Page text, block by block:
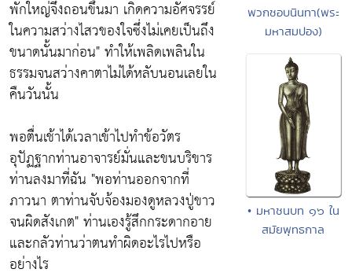
พักใหญ่จึงถอนขึ้นมา เกิดความอัศจรรย์
ในความสว่างไสวของใจซึ่งไม่เคยเป็นถึง
ขนาดนั้นมาก่อน"ทำให้เพลิดเพลินใน
ธรรมจนสว่างคาตาไม่ได้หลับนอนเลยใน
คืนวันนั้น
พอตื่นเช้าได้เวลาเข้าไปทำข้อวัตร
อุปัฏฐากท่านอาจารย์มั่นและขนบริขาร
ท่านลงมาที่ฉัน "พอท่านออกจากที่
ภาวนา ตาท่านจับจ้องมองดูหลวงปู่ขาว
จนผิดสังเกต"ท่านเองรู้สึกกระดากอาย
และกลัวท่านว่าตนทำผิดอะไรไปหรือ
อย่างไร
พวกชอบนินทา(พระ
มหาสมปอง)
• มหาชนบท ๑๖ ใน
สมัยพุทธกาล